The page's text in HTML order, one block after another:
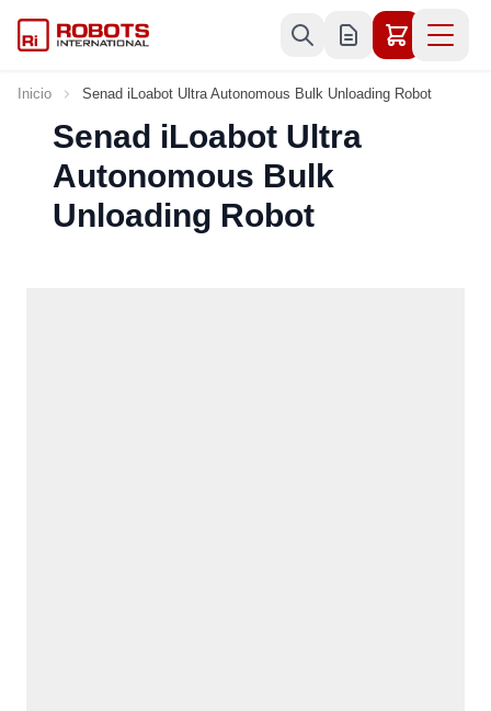
Inicio Senad iLoabot Ultra Autonomous Bulk Unloading Robot
Senad iLoabot Ultra
Autonomous Bulk
Unloading Robot